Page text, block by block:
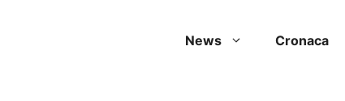
News Cronaca